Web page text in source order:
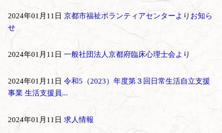
2024年01月11日 京都市福祉ボランティアセンターよりお知ら
せ
2024年01月11日 一般社団法人京都府臨床心理士会より
2024年01月11日 令和5（2023）年度第３回日常生活自立支援
事業 生活支援員...
2024年01月11日 求人情報